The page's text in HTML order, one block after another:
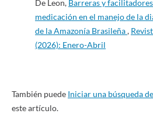
De Leon, Barreras y
medicación en el manejo de la
de la Amazonía Brasileña,
(2026): Enero-Abril
También puede Iniciar una búsqueda
este artículo.